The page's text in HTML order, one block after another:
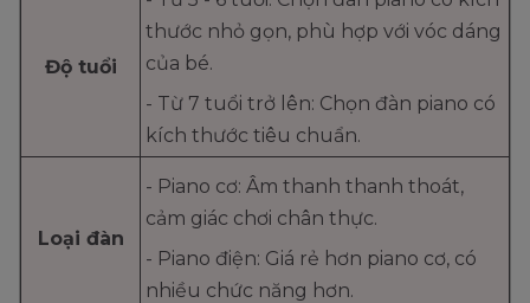
Độ tuổi
thước nhỏ gọn, phù hợp với vóc dáng
của bé.
- Từ 7 tuổi trở lên: Chọn đàn piano có
kích thước tiêu chuẩn.
Loại đàn
- Piano cơ: Âm thanh thanh thoát,
cảm giác chơi chân thực.
- Piano điện: Giá rẻ hơn piano cơ, có
nhiều chức năng hơn.